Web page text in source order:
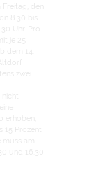
den
8.30 bis
Uhr. Pro
je 25
dem 14.
zwei
15 Prozent
am
und 16.30